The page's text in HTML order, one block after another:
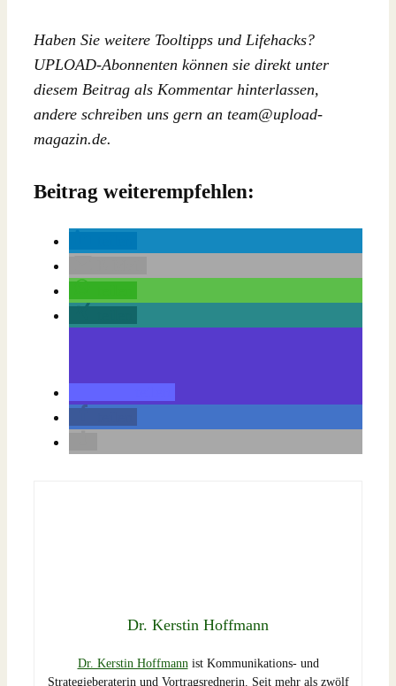
Haben Sie weitere Tooltipps und Lifehacks?
UPLOAD-Abonnenten können sie direkt unter
diesem Beitrag als Kommentar hinterlassen,
andere schreiben uns gern an team@upload-
magazin.de.
Beitrag weiterempfehlen:
Dr. Kerstin Hoffmann
Dr. Kerstin Hoffmannist Kommunikations- und
Strategieberaterin und Vortragsrednerin. Seit mehr als zwölf